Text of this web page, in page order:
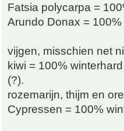
Fatsia polycarpa =
Arundo Donax =
vijgen, misschien net
kiwi = 100%
(?).
rozemarijn, thijm en
Cypressen = 100%